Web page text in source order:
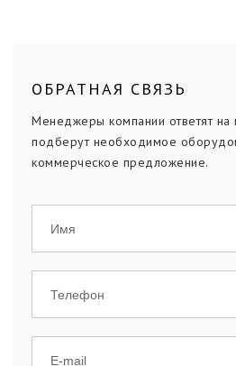
ОБРАТНАЯ СВЯЗЬ
Менеджеры компании ответят
подберут необходимое
коммерческое предложение.